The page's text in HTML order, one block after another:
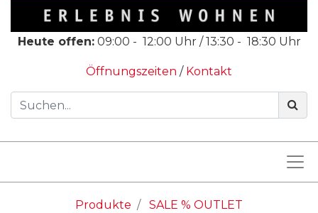
Heute offen: 09:00 - 12:00 Uhr /13:30 - 18:30 Uhr
Öffnungszeiten / Kontakt
Produkte
SALE % OUTLET